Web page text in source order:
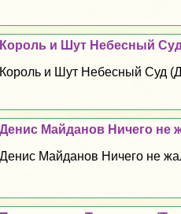
Король и Шут Небесный
Король и Шут Небесный Суд
Денис Майданов Ничего не
Денис Майданов Ничего не